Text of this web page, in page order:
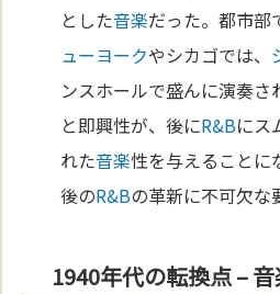
とした音楽だった。都市部
ューヨークやシカゴでは、
ンスホールで盛んに演奏さ
と即興性が、後にR&Bにス
れた音楽性を与えることに
後のR&Bの革新に不可欠な
1940年代の転換点 –